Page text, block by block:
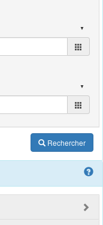
Rechercher